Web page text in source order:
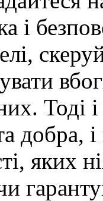
і
Тоді
добра,
яких